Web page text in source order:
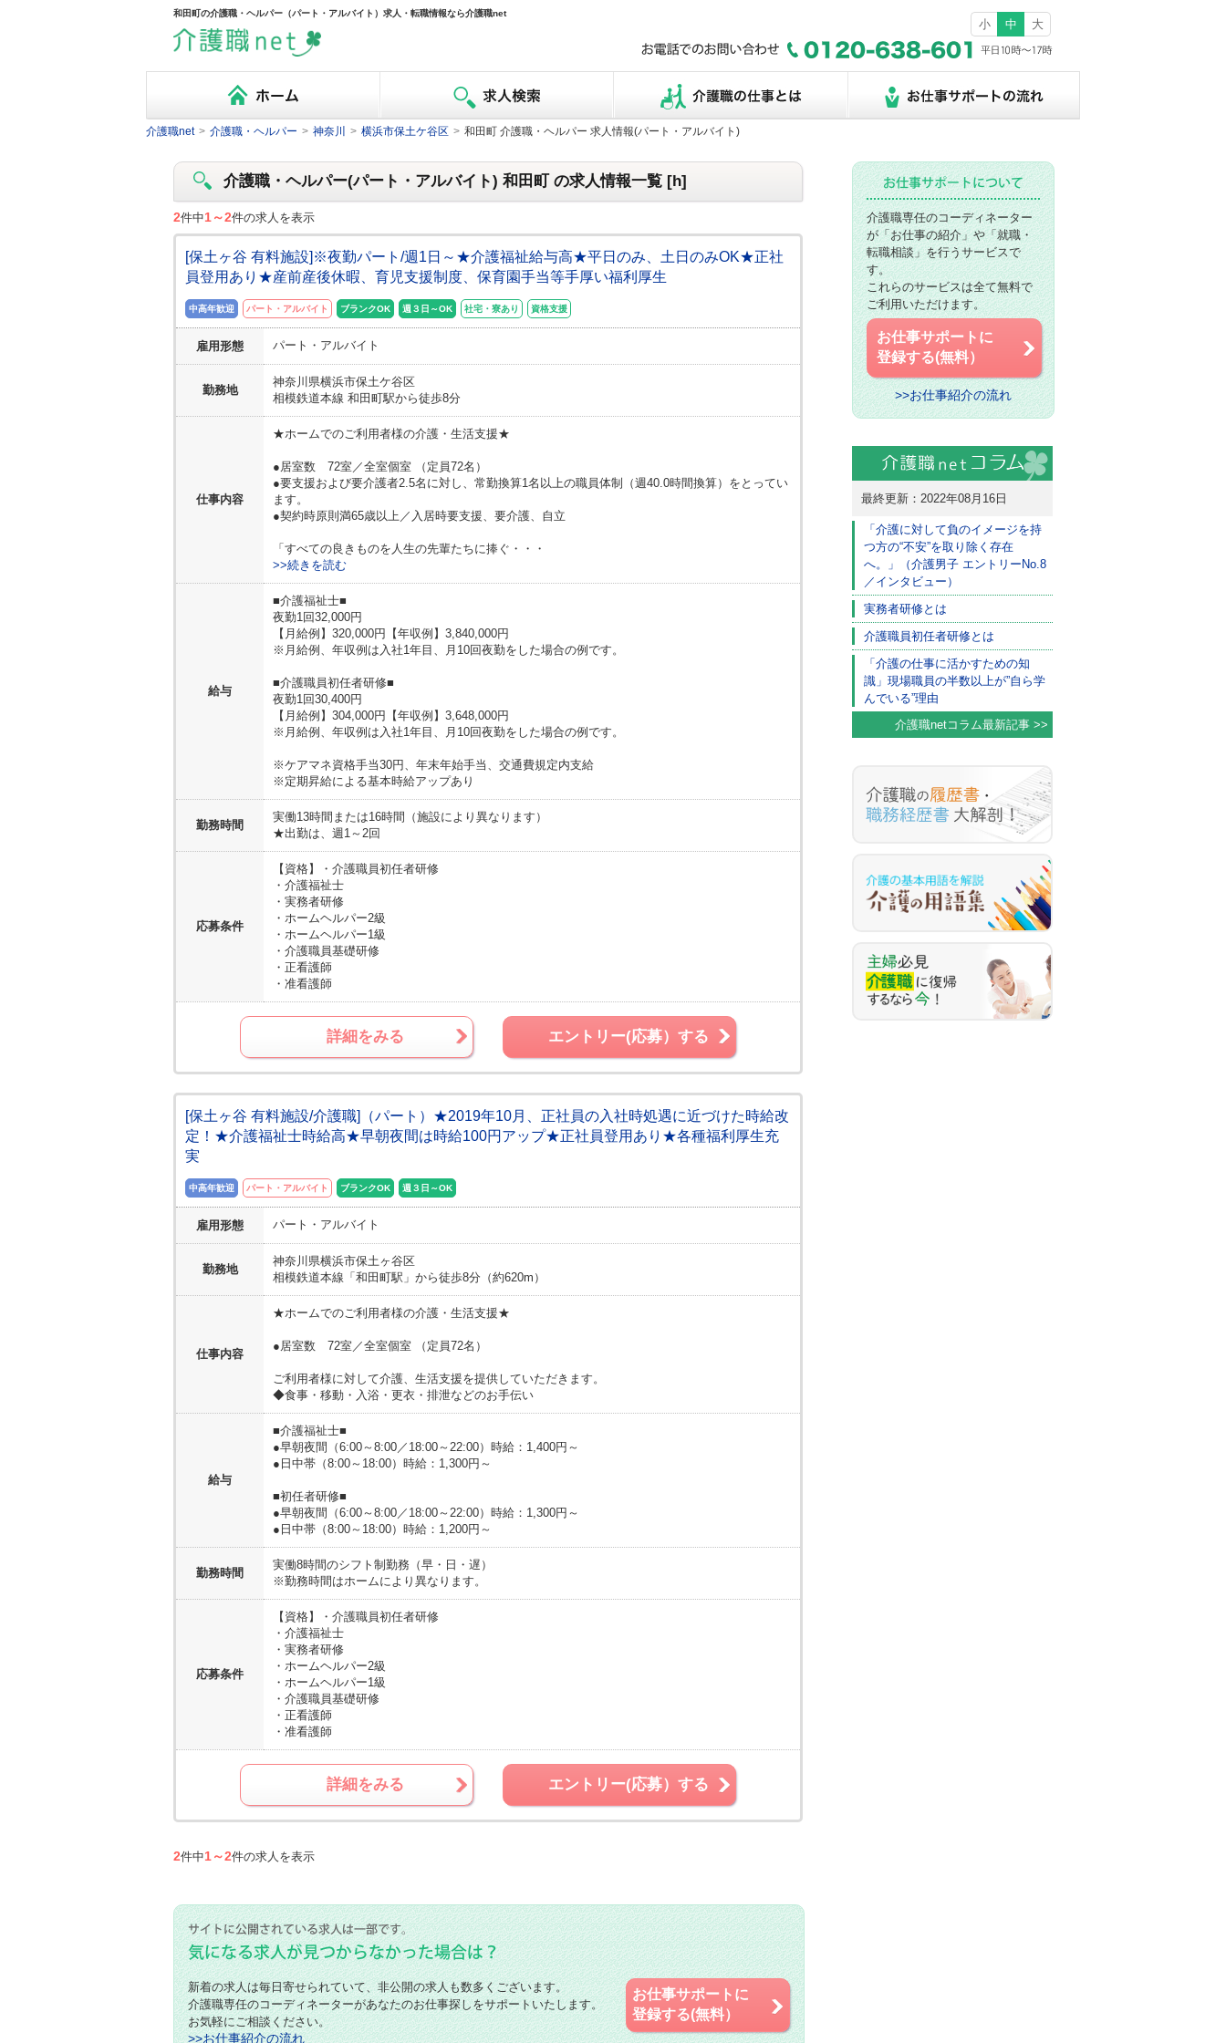
和田町の介護職・ヘルパー（パート・アルバイト）求人・転職情報なら介護職net
小 中 大
介護職net > 介護職・ヘルパー > 神奈川 > 横浜市保土ケ谷区 > 和田町 介護職・ヘルパー 求人情報(パート・アルバイト)
介護職・ヘルパー(パート・アルバイト) 和田町 の求人情報一覧 [h]
2件中1～2件の求人を表示
[保土ヶ谷 有料施設]※夜勤パート/週1日～★介護福祉給与高★平日のみ、土日のみOK★正社
員登用あり★産前産後休暇、育児支援制度、保育園手当等手厚い福利厚生
中高年歓迎 パート・アルバイト ブランクOK 週３日～OK 社宅・寮あり 資格支援
雇用形態 パート・アルバイト
勤務地
神奈川県横浜市保土ケ谷区
相模鉄道本線 和田町駅から徒歩8分
仕事内容
★ホームでのご利用者様の介護・生活支援★
●居室数 72室／全室個室 （定員72名）
●要支援および要介護者2.5名に対し、常勤換算1名以上の職員体制（週40.0時間換算）をとってい
ます。
●契約時原則満65歳以上／入居時要支援、要介護、自立
「すべての良きものを人生の先輩たちに捧ぐ・・・
>>続きを読む
給与
■介護福祉士■
夜勤1回32,000円
【月給例】320,000円【年収例】3,840,000円
※月給例、年収例は入社1年目、月10回夜勤をした場合の例です。
■介護職員初任者研修■
夜勤1回30,400円
【月給例】304,000円【年収例】3,648,000円
※月給例、年収例は入社1年目、月10回夜勤をした場合の例です。
※ケアマネ資格手当30円、年末年始手当、交通費規定内支給
※定期昇給による基本時給アップあり
勤務時間
実働13時間または16時間（施設により異なります）
★出勤は、週1～2回
応募条件
【資格】
・介護職員初任者研修
・介護福祉士
・実務者研修
・ホームヘルパー2級
・ホームヘルパー1級
・介護職員基礎研修
・正看護師
・准看護師
詳細をみる エントリー(応募）する
[保土ヶ谷 有料施設/介護職]（パート）★2019年10月、正社員の入社時処遇に近づけた時給改
定！★介護福祉士時給高★早朝夜間は時給100円アップ★正社員登用あり★各種福利厚生充
実
中高年歓迎 パート・アルバイト ブランクOK 週３日～OK
雇用形態 パート・アルバイト
勤務地
神奈川県横浜市保土ヶ谷区
相模鉄道本線「和田町駅」から徒歩8分（約620m）
仕事内容
★ホームでのご利用者様の介護・生活支援★
●居室数 72室／全室個室 （定員72名）
ご利用者様に対して介護、生活支援を提供していただきます。
◆食事・移動・入浴・更衣・排泄などのお手伝い
給与
■介護福祉士■
●早朝夜間（6:00～8:00／18:00～22:00）時給：1,400円～
●日中帯（8:00～18:00）時給：1,300円～
■初任者研修■
●早朝夜間（6:00～8:00／18:00～22:00）時給：1,300円～
●日中帯（8:00～18:00）時給：1,200円～
勤務時間
実働8時間のシフト制勤務（早・日・遅）
※勤務時間はホームにより異なります。
応募条件
【資格】
・介護職員初任者研修
・介護福祉士
・実務者研修
・ホームヘルパー2級
・ホームヘルパー1級
・介護職員基礎研修
・正看護師
・准看護師
詳細をみる エントリー(応募）する
2件中1～2件の求人を表示
新着の求人は毎日寄せられていて、非公開の求人も数多くございます。
介護職専任のコーディネーターがあなたのお仕事探しをサポートいたします。
お気軽にご相談ください。
>>お仕事紹介の流れ
お仕事サポートに
登録する(無料）
介護職専任のコーディネーター
が「お仕事の紹介」や「就職・
転職相談」を行うサービスで
す。
これらのサービスは全て無料で
ご利用いただけます。
お仕事サポートに
登録する(無料）
>>お仕事紹介の流れ
最終更新：2022年08月16日
「介護に対して負のイメージを持
つ方の“不安”を取り除く存在
へ。」（介護男子 エントリーNo.8
／インタビュー）
実務者研修とは
介護職員初任者研修とは
「介護の仕事に活かすための知
識」現場職員の半数以上が”自ら学
んでいる”理由
介護職netコラム最新記事 >>